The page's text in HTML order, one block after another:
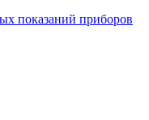
показаний приборов